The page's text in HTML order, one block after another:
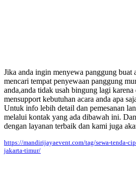
Jika anda ingin menyewa panggung buat
mencari tempat penyewaan panggung
anda,anda tidak usah bingung lagi
mensupport kebutuhan acara anda apa
Untuk info lebih detail dan pemesanan
melalui kontak yang ada dibawah ini.
dengan layanan terbaik dan kami juga
https://mandirijayaevent.com/tag/sewa-tenda-
jakarta-timur/